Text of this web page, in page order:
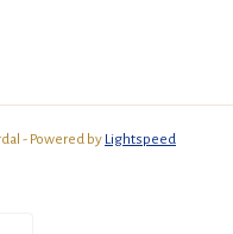
- Powered by Lightspeed